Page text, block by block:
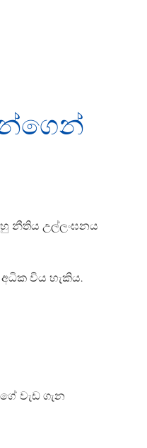
නීතිය උල්ලංඝනය
විය හැකිය.
වැඩ ගැන